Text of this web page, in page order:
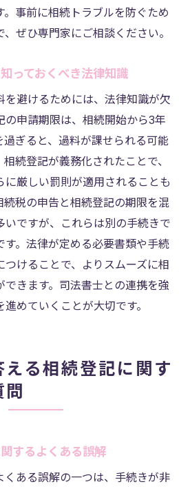
事前に相続トラブルを防ぐため
ぜひ専門家にご相談ください。
っておくべき法律知識
を避けるためには、法律知識が欠
の申請期限は、相続開始から3年
過ぎると、過料が課せられる可能
続登記が義務化されたことで、
に厳しい罰則が適用されることも
続税の申告と相続登記の期限を混
いですが、これらは別の手続きで
す。法律が定める必要書類や手続
つけることで、よりスムーズに相
できます。司法書士との連携を強
めていくことが大切です。
える相続登記に関す
するよくある誤解
くある誤解の一つは、手続きが非